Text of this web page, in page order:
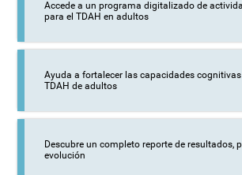
Accede a un programa digitalizado de
para el TDAH en adultos
Ayuda a fortalecer las capacidades
TDAH de adultos
Descubre un completo reporte de resultados,
evolución